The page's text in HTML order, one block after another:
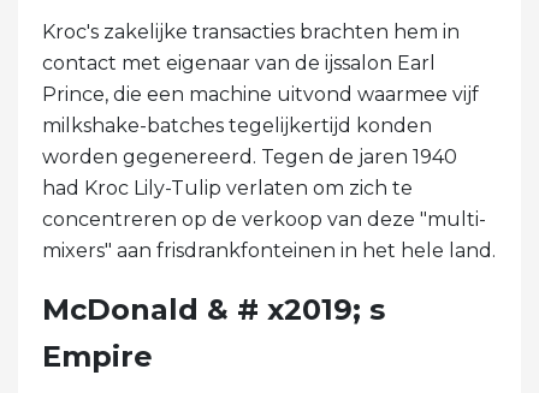
Kroc's zakelijke transacties brachten hem in
contact met eigenaar van de ijssalon Earl
Prince, die een machine uitvond waarmee vijf
milkshake-batches tegelijkertijd konden
worden gegenereerd. Tegen de jaren 1940
had Kroc Lily-Tulip verlaten om zich te
concentreren op de verkoop van deze "multi-
mixers" aan frisdrankfonteinen in het hele land.
McDonald & # x2019; s
Empire